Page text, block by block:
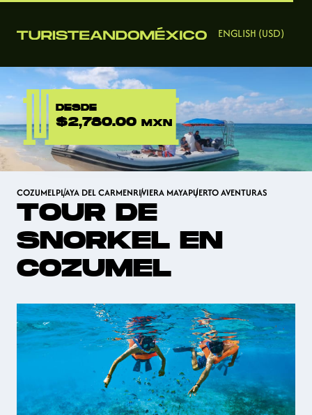
ENGLISH (USD)
DESDE
$2,780.00 MXN
COZUMELPLAYA DEL CARMENRIVIERA MAYAPUERTO AVENTURAS
TOUR DE
SNORKEL EN
COZUMEL